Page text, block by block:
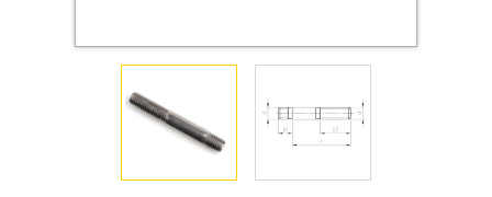
Оснастка и аксессуары для яхт